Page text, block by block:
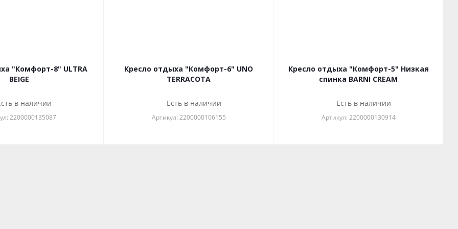
"Комфорт-8" ULTRA
BEIGE
в наличии
2200000135087
Кресло отдыха "Комфорт-6" UNO
TERRACOTA
Есть в наличии
Артикул: 2200000106155
Кресло отдыха "Комфорт-5" Низкая
спинка BARNI CREAM
Есть в наличии
Артикул: 2200000130914